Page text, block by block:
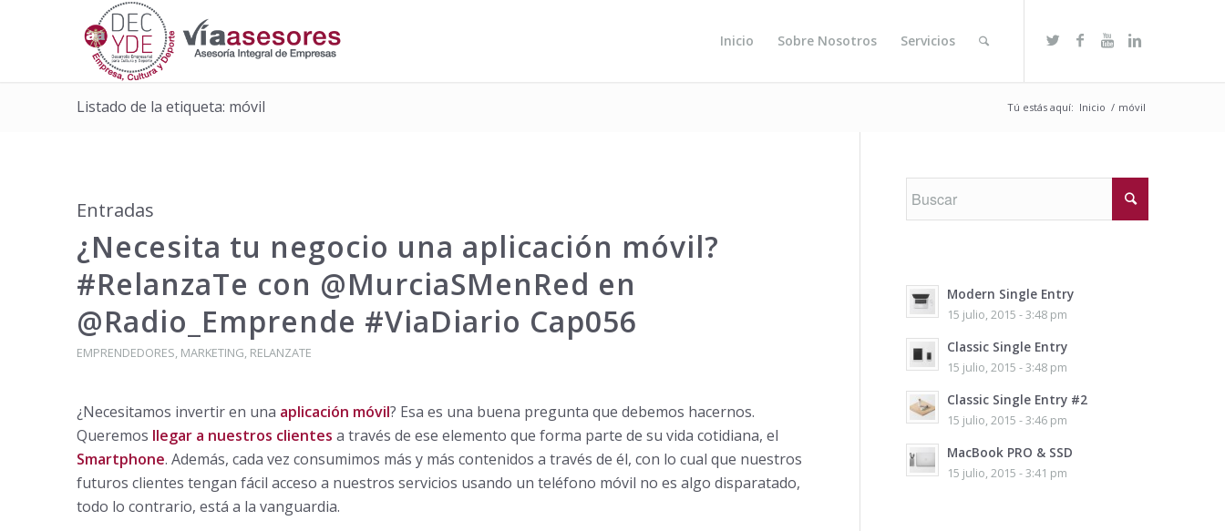
Inicio Sobre Nosotros Servicios
Listado de la etiqueta: móvil Tú estás aquí: Inicio / móvil
Entradas
¿Necesita tu negocio una aplicación móvil?
#RelanzaTe con @MurciaSMenRed en
@Radio_Emprende #ViaDiario Cap056
EMPRENDEDORES, MARKETING, RELANZATE
¿Necesitamos invertir en una aplicación móvil? Esa es una buena pregunta que debemos hacernos.
Queremos llegar a nuestros clientes a través de ese elemento que forma parte de su vida cotidiana, el
Smartphone. Además, cada vez consumimos más y más contenidos a través de él, con lo cual que nuestros
futuros clientes tengan fácil acceso a nuestros servicios usando un teléfono móvil no es algo disparatado,
todo lo contrario, está a la vanguardia.
Modern Single Entry
15 julio, 2015 - 3:48 pm
Classic Single Entry
15 julio, 2015 - 3:48 pm
Classic Single Entry #2
15 julio, 2015 - 3:46 pm
MacBook PRO & SSD
15 julio, 2015 - 3:41 pm